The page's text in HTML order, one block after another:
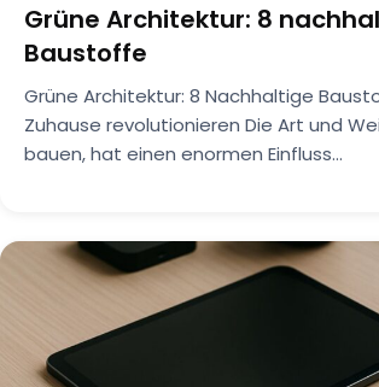
Grüne Architektur: 8
Baustoffe
Grüne Architektur: 8 Nachhaltige
Zuhause revolutionieren Die Art und
bauen, hat einen enormen Einfluss…